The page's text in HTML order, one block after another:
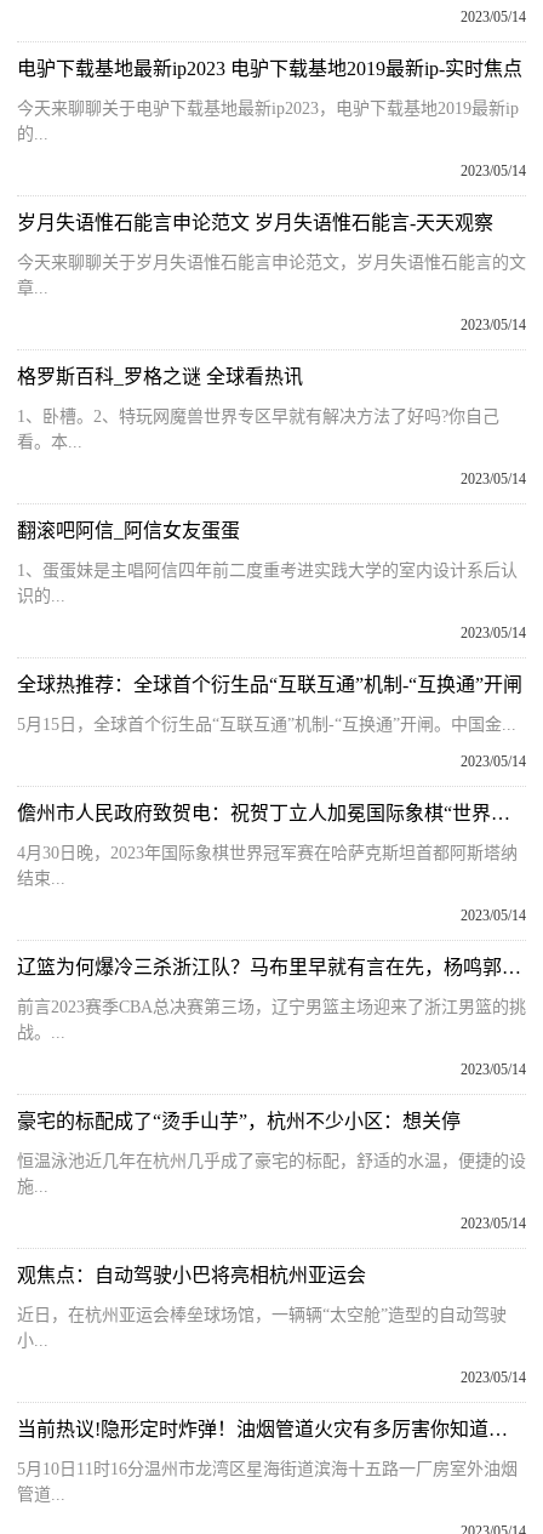
2023/05/14
电驴下载基地最新ip2023 电驴下载基地2019最新ip-实时焦点
今天来聊聊关于电驴下载基地最新ip2023，电驴下载基地2019最新ip
的...
2023/05/14
岁月失语惟石能言申论范文 岁月失语惟石能言-天天观察
今天来聊聊关于岁月失语惟石能言申论范文，岁月失语惟石能言的文
章...
2023/05/14
格罗斯百科_罗格之谜 全球看热讯
1、卧槽。2、特玩网魔兽世界专区早就有解决方法了好吗?你自己
看。本...
2023/05/14
翻滚吧阿信_阿信女友蛋蛋
1、蛋蛋妹是主唱阿信四年前二度重考进实践大学的室内设计系后认
识的...
2023/05/14
全球热推荐：全球首个衍生品“互联互通”机制-“互换通”开闸
5月15日，全球首个衍生品“互联互通”机制-“互换通”开闸。中国金...
2023/05/14
儋州市人民政府致贺电：祝贺丁立人加冕国际象棋“世界棋王”！
4月30日晚，2023年国际象棋世界冠军赛在哈萨克斯坦首都阿斯塔纳
结束...
2023/05/14
辽篮为何爆冷三杀浙江队？马布里早就有言在先，杨鸣郭艾伦太幸运 天天短讯
前言2023赛季CBA总决赛第三场，辽宁男篮主场迎来了浙江男篮的挑
战。...
2023/05/14
豪宅的标配成了“烫手山芋”，杭州不少小区：想关停
恒温泳池近几年在杭州几乎成了豪宅的标配，舒适的水温，便捷的设
施...
2023/05/14
观焦点：自动驾驶小巴将亮相杭州亚运会
近日，在杭州亚运会棒垒球场馆，一辆辆“太空舱”造型的自动驾驶
小...
2023/05/14
当前热议!隐形定时炸弹！油烟管道火灾有多厉害你知道吗？
5月10日11时16分温州市龙湾区星海街道滨海十五路一厂房室外油烟
管道...